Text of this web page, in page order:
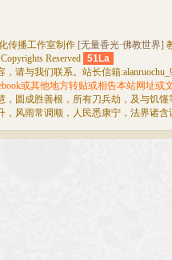
传播工作室制作 [无量香光·佛教世界]
Reserved 51La
请与我们联系。站长信箱
或其他地方转贴或相告本站网址或
，圆成胜善根，所有刀兵劫，及与饥
风雨常调顺，人民悉康宁，法界诸含